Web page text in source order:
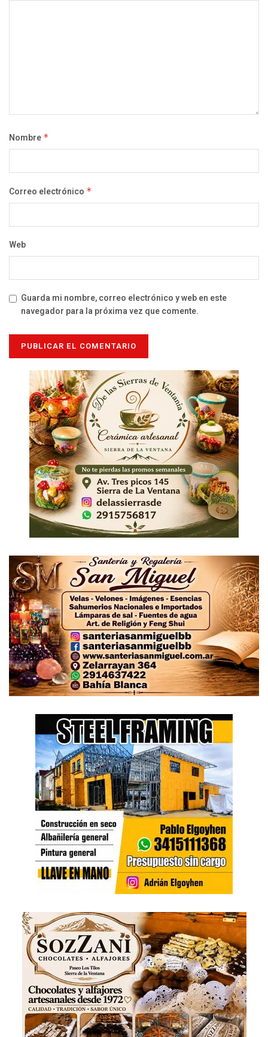
Nombre *
Correo electrónico *
Web
Guarda mi nombre, correo electrónico y web en este
navegador para la próxima vez que comente.